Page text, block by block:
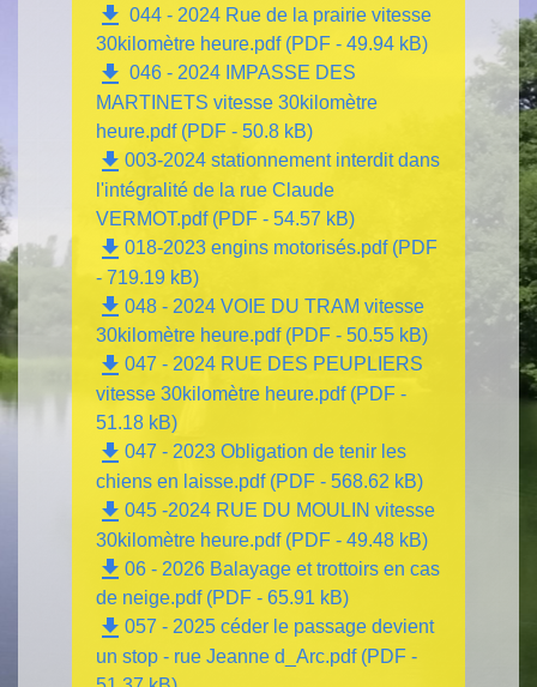
file_download 044 - 2024 Rue de la prairie vitesse
30kilomètre heure.pdf (PDF - 49.94 kB)
file_download 046 - 2024 IMPASSE DES
MARTINETS vitesse 30kilomètre
heure.pdf (PDF - 50.8 kB)
file_download 003-2024 stationnement interdit dans
l'intégralité de la rue Claude
VERMOT.pdf (PDF - 54.57 kB)
file_download 018-2023 engins motorisés.pdf (PDF
- 719.19 kB)
file_download 048 - 2024 VOIE DU TRAM vitesse
30kilomètre heure.pdf (PDF - 50.55 kB)
file_download 047 - 2024 RUE DES PEUPLIERS
vitesse 30kilomètre heure.pdf (PDF -
51.18 kB)
file_download 047 - 2023 Obligation de tenir les
chiens en laisse.pdf (PDF - 568.62 kB)
file_download 045 -2024 RUE DU MOULIN vitesse
30kilomètre heure.pdf (PDF - 49.48 kB)
file_download 06 - 2026 Balayage et trottoirs en cas
de neige.pdf (PDF - 65.91 kB)
file_download 057 - 2025 céder le passage devient
un stop - rue Jeanne d_Arc.pdf (PDF -